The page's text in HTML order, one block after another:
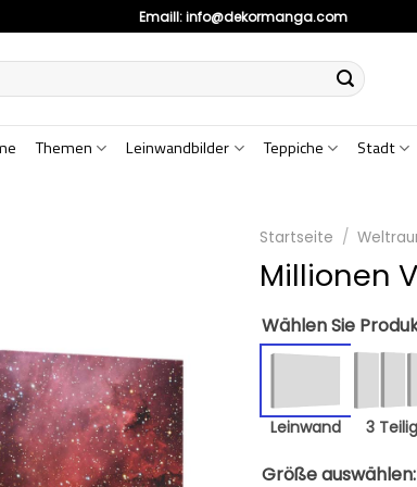
Emaill:info@dekormanga.com
Themen Leinwandbilder Teppiche Stadt
Startseite /
Millionen
Wählen Sie
Leinwand 3 Teilig
Größe auswählen: